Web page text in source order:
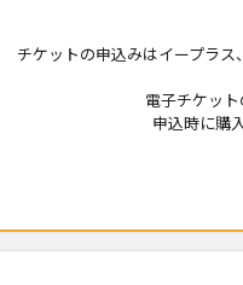
チケットの申込みはイープラ
電子チケッ
申込時に購